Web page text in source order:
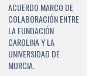
ACUERDO MARCO DE
COLABORACIÓN ENTRE
LA FUNDACIÓN
CAROLINA Y LA
UNIVERSIDAD DE
MURCIA.